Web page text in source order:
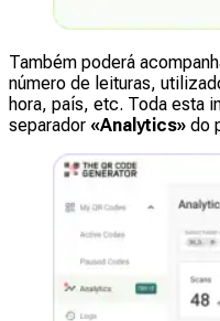
Também poderá
número de leituras,
hora, país, etc. Toda esta
separador «Analytics» do